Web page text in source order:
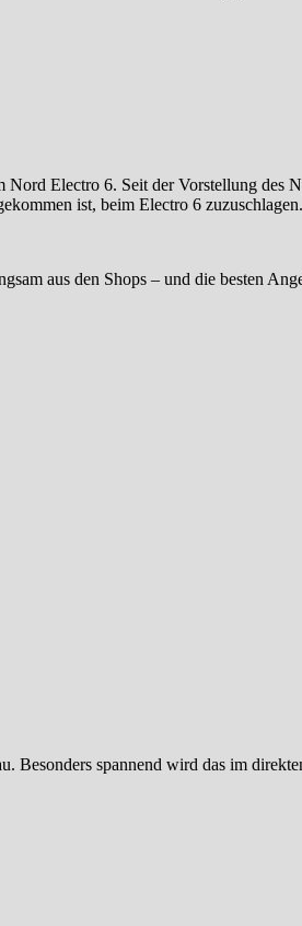
Nord Electro 6. Seit der Vorstellung des
ist, beim Electro 6 zuzuschlagen.
aus den Shops – und die besten
Besonders spannend wird das im